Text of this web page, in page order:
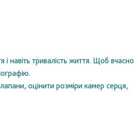
навіть тривалість життя. Щоб вчасно
оцінити розміри камер серця,